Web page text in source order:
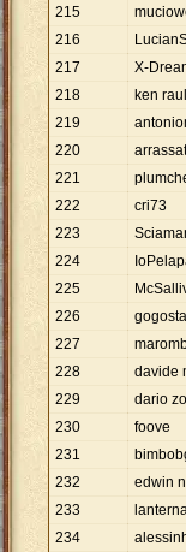
215
216
217
X-
218
ken raul
219
220
221
222
cri73
223
224
225
226
227
228
davide
229
dario
230
foove
231
232
edwin
233
234